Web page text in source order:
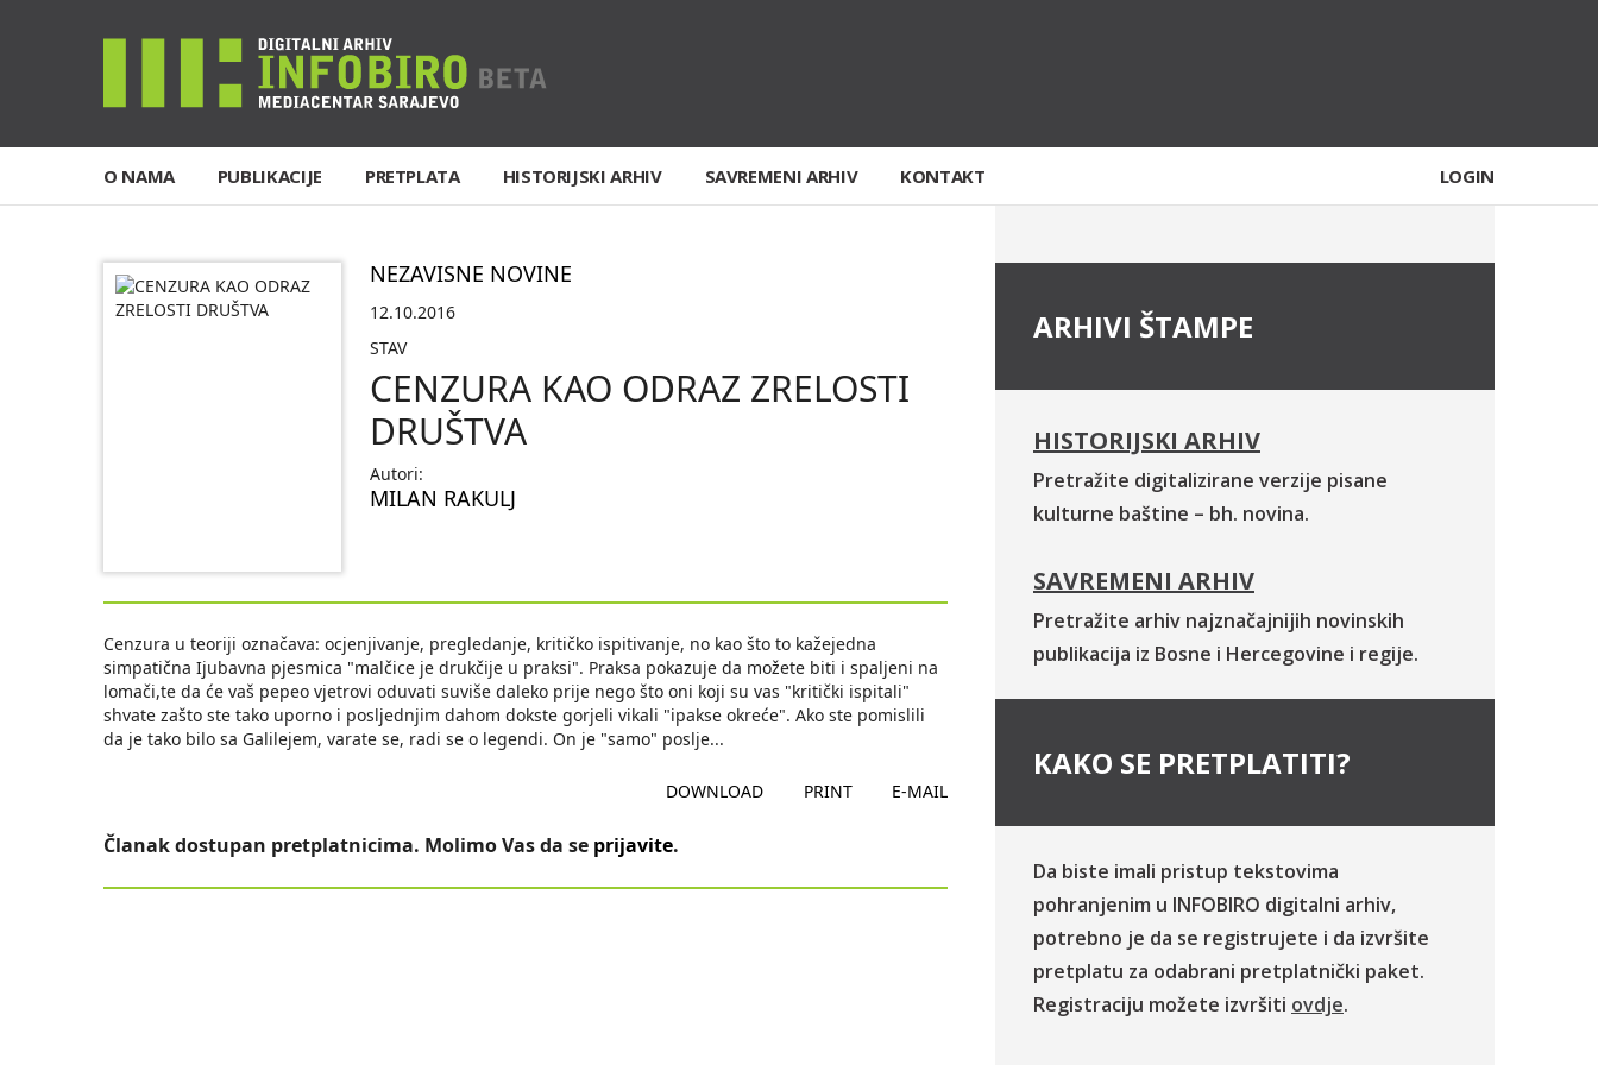
O NAMA PUBLIKACIJE PRETPLATA HISTORIJSKI ARHIV SAVREMENI ARHIV KONTAKT LOGIN
NEZAVISNE NOVINE
12.10.2016
STAV
CENZURA KAO ODRAZ ZRELOSTI
DRUŠTVA
Autori:
MILAN RAKULJ
Cenzura u teoriji označava: ocjenjivanje, pregledanje, kritičko ispitivanje, no kao što to kažejedna
simpatična Ijubavna pjesmica "malčice je drukčije u praksi". Praksa pokazuje da možete biti i spaljeni na
lomači,te da će vaš pepeo vjetrovi oduvati suviše daleko prije nego što oni koji su vas "kritički ispitali"
shvate zašto ste tako uporno i posljednjim dahom dokste gorjeli vikali "ipakse okreće". Ako ste pomislili
da je tako bilo sa Galilejem, varate se, radi se o legendi. On je "samo" poslje...
DOWNLOAD PRINT E-MAIL
Članak dostupan pretplatnicima. Molimo Vas da se prijavite.
ARHIVI ŠTAMPE
HISTORIJSKI ARHIV
Pretražite digitalizirane verzije pisane
kulturne baštine – bh. novina.
SAVREMENI ARHIV
Pretražite arhiv najznačajnijih novinskih
publikacija iz Bosne i Hercegovine i regije.
KAKO SE PRETPLATITI?
Da biste imali pristup tekstovima
pohranjenim u INFOBIRO digitalni arhiv,
potrebno je da se registrujete i da izvršite
pretplatu za odabrani pretplatnički paket.
Registraciju možete izvršiti ovdje.